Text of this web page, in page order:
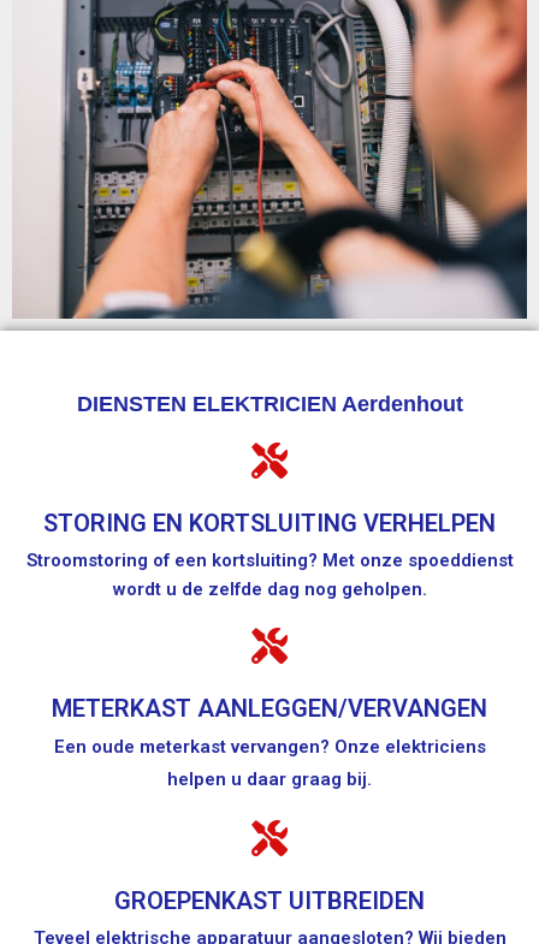
DIENSTEN ELEKTRICIEN Aerdenhout
STORING EN KORTSLUITING VERHELPEN
Stroomstoring of een kortsluiting? Met onze spoeddienst
wordt u de zelfde dag nog geholpen.
METERKAST AANLEGGEN/VERVANGEN
Een oude meterkast vervangen? Onze elektriciens
helpen u daar graag bij.
GROEPENKAST UITBREIDEN
Teveel elektrische apparatuur aangesloten? Wij bieden